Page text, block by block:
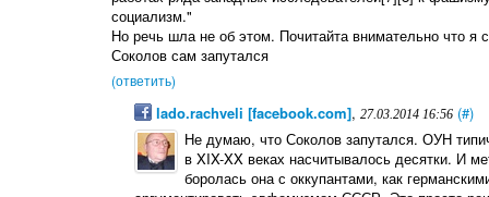
социализм."
Но речь шла не об этом. Почитайта внимательно что я
Соколов сам запутался
(ответить)
lado.rachveli [facebook.com], 27.03.2014 16:56 (#)
Не думаю, что Соколов запутался. ОУН
в XIX-XX веках насчитывалось десятки. И
боролась она с оккупантами, как